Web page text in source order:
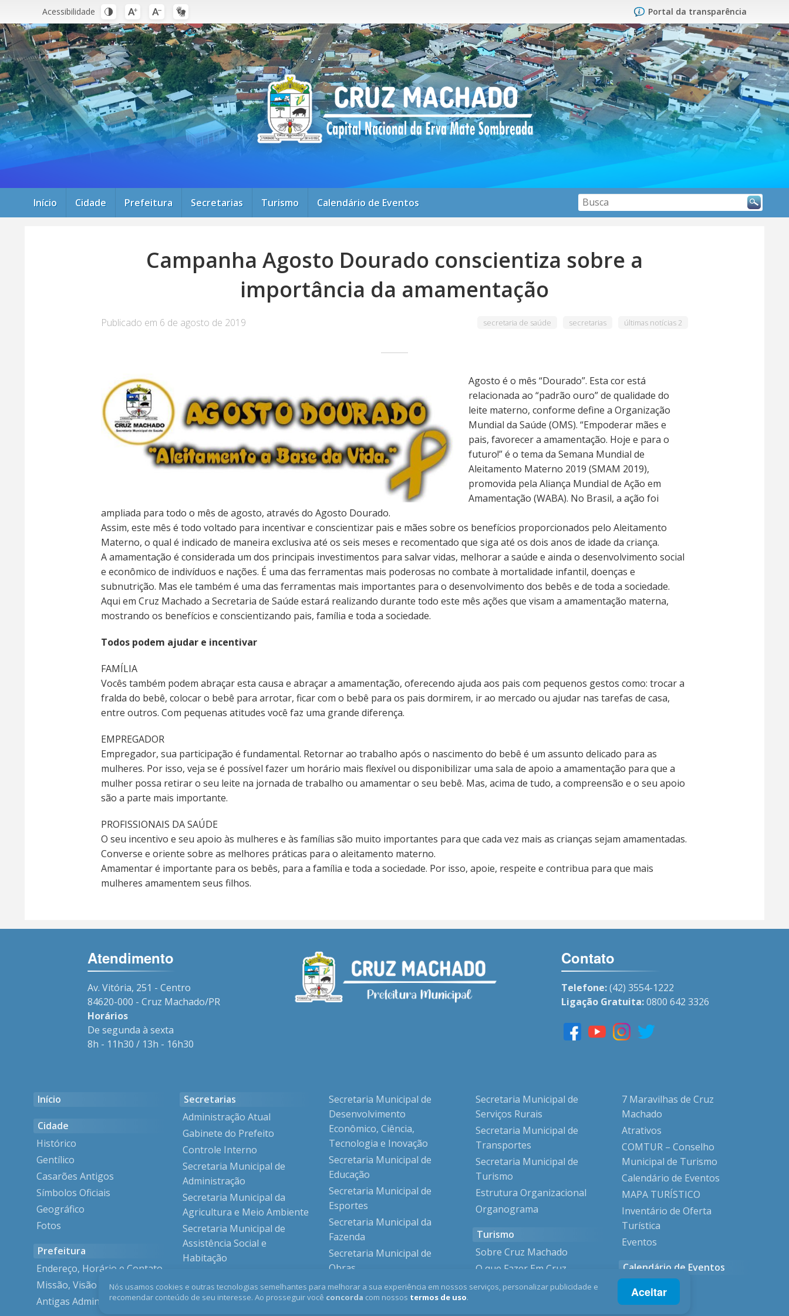
Acessibilidade Portal da transparência
Início Cidade Prefeitura Secretarias Turismo Calendário de Eventos Search
Campanha Agosto Dourado conscientiza sobre a
importância da amamentação
Publicado em 6 de agosto de 2019 secretaria de saúde secretarias últimas notícias 2
Agosto é o mês “Dourado”. Esta cor está
relacionada ao “padrão ouro” de qualidade do
leite materno, conforme define a Organização
Mundial da Saúde (OMS). “Empoderar mães e
pais, favorecer a amamentação. Hoje e para o
futuro!” é o tema da Semana Mundial de
Aleitamento Materno 2019 (SMAM 2019),
promovida pela Aliança Mundial de Ação em
Amamentação (WABA). No Brasil, a ação foi
ampliada para todo o mês de agosto, através do Agosto Dourado.
Assim, este mês é todo voltado para incentivar e conscientizar pais e mães sobre os benefícios proporcionados pelo Aleitamento
Materno, o qual é indicado de maneira exclusiva até os seis meses e recomentado que siga até os dois anos de idade da criança.
A amamentação é considerada um dos principais investimentos para salvar vidas, melhorar a saúde e ainda o desenvolvimento social
e econômico de indivíduos e nações. É uma das ferramentas mais poderosas no combate à mortalidade infantil, doenças e
subnutrição. Mas ele também é uma das ferramentas mais importantes para o desenvolvimento dos bebês e de toda a sociedade.
Aqui em Cruz Machado a Secretaria de Saúde estará realizando durante todo este mês ações que visam a amamentação materna,
mostrando os benefícios e conscientizando pais, família e toda a sociedade.
Todos podem ajudar e incentivar
FAMÍLIA
Vocês também podem abraçar esta causa e abraçar a amamentação, oferecendo ajuda aos pais com pequenos gestos como: trocar a
fralda do bebê, colocar o bebê para arrotar, ficar com o bebê para os pais dormirem, ir ao mercado ou ajudar nas tarefas de casa,
entre outros. Com pequenas atitudes você faz uma grande diferença.
EMPREGADOR
Empregador, sua participação é fundamental. Retornar ao trabalho após o nascimento do bebê é um assunto delicado para as
mulheres. Por isso, veja se é possível fazer um horário mais flexível ou disponibilizar uma sala de apoio a amamentação para que a
mulher possa retirar o seu leite na jornada de trabalho ou amamentar o seu bebê. Mas, acima de tudo, a compreensão e o seu apoio
são a parte mais importante.
PROFISSIONAIS DA SAÚDE
O seu incentivo e seu apoio às mulheres e às famílias são muito importantes para que cada vez mais as crianças sejam amamentadas.
Converse e oriente sobre as melhores práticas para o aleitamento materno.
Amamentar é importante para os bebês, para a família e toda a sociedade. Por isso, apoie, respeite e contribua para que mais
mulheres amamentem seus filhos.
Atendimento
Av. Vitória, 251 - Centro
84620-000 - Cruz Machado/PR
Horários
De segunda à sexta
8h - 11h30 / 13h - 16h30
Contato
Telefone:(42) 3554-1222
Ligação Gratuita:0800 642 3326
Início
Cidade
Histórico
Gentílico
Casarões Antigos
Símbolos Oficiais
Geográfico
Fotos
Prefeitura
Endereço, Horário e Contato
Missão, Visão e Valores
Antigas Administrações
Secretarias
Administração Atual
Gabinete do Prefeito
Controle Interno
Secretaria Municipal de
Administração
Secretaria Municipal da
Agricultura e Meio Ambiente
Secretaria Municipal de
Assistência Social e
Habitação
Cultura
Secretaria Municipal de
Desenvolvimento
Econômico, Ciência,
Tecnologia e Inovação
Secretaria Municipal de
Educação
Secretaria Municipal de
Esportes
Secretaria Municipal da
Fazenda
Secretaria Municipal de
Obras
Secretaria Municipal da
Saúde
Secretaria Municipal de
Serviços Rurais
Secretaria Municipal de
Transportes
Secretaria Municipal de
Turismo
Estrutura Organizacional
Organograma
Turismo
Sobre Cruz Machado
O que Fazer Em Cruz
Machado?
7 Maravilhas de Cruz
Machado
Atrativos
COMTUR – Conselho
Municipal de Turismo
Calendário de Eventos
MAPA TURÍSTICO
Inventário de Oferta
Turística
Eventos
Calendário de Eventos
Aceitar
Nós usamos cookies e outras tecnologias semelhantes para melhorar a sua experiência em nossos serviços, personalizar publicidade e
recomendar conteúdo de seu interesse. Ao prosseguir você concorda com nossos termos de uso.